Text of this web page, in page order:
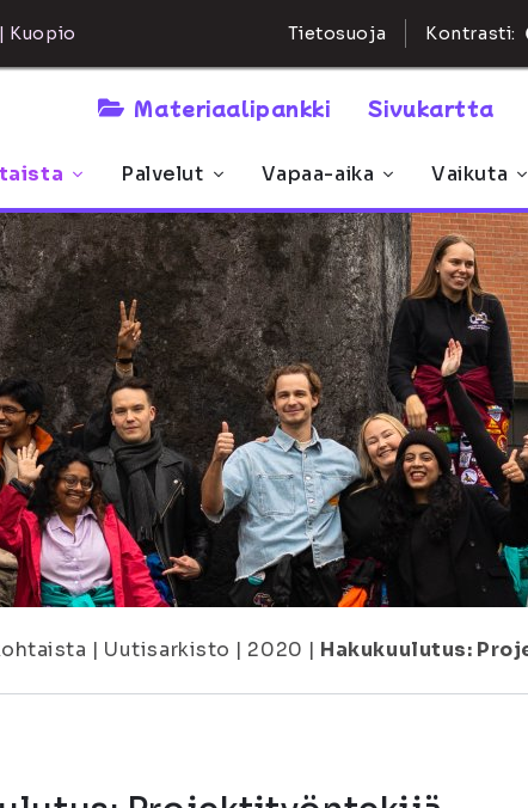
Kuopio Tietosuoja Kontrasti:
Materiaalipankki Sivukartta
Palvelut Vapaa-aika Vaikuta
| Uutisarkisto | 2020 | Hakukuulutus: